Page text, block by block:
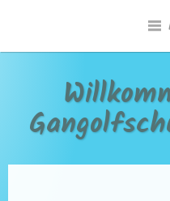
springen